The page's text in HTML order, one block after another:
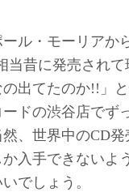
ル・モーリアか
当昔に発売され
出てたのか!!」
ドの渋谷店でず
、世界中のCD
入手できないよ
でしょう。